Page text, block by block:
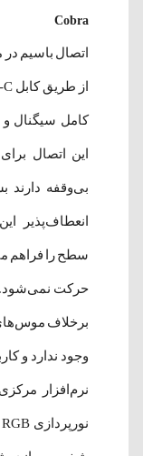
Cobra
کامل سیگنال
این اتصال
بی‌وقفه
انعطاف‌پذیر
سطح را فراهم
حرکت نمی‌شود.
برخلاف
وجود ندارد و
نرم‌افزار